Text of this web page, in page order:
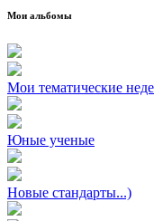
Мои альбомы
Мои тематические
Юные ученые
Новые стандарты...)